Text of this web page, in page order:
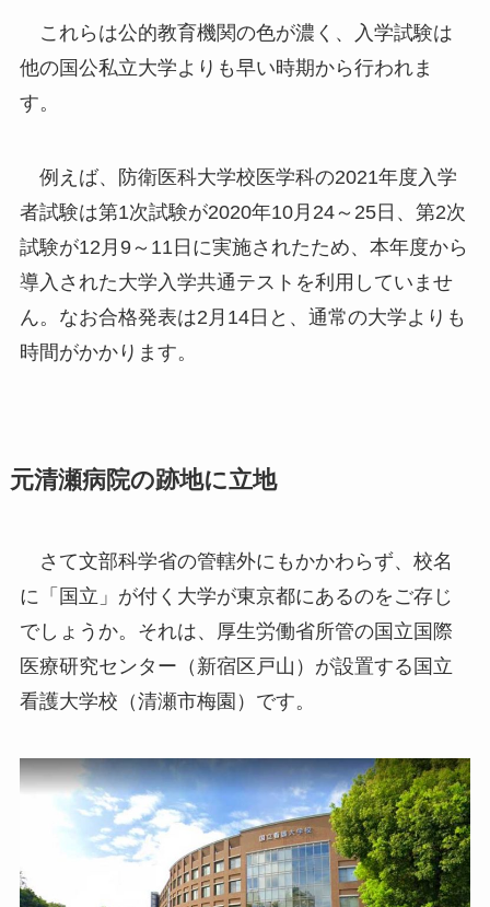
これらは公的教育機関の色が濃く、入学試験は
他の国公私立大学よりも早い時期から行われま
す。
例えば、防衛医科大学校医学科の2021年度入学
者試験は第1次試験が2020年10月24～25日、第2次
試験が12月9～11日に実施されたため、本年度から
導入された大学入学共通テストを利用していませ
ん。なお合格発表は2月14日と、通常の大学よりも
時間がかかります。
元清瀬病院の跡地に立地
さて文部科学省の管轄外にもかかわらず、校名
に「国立」が付く大学が東京都にあるのをご存じ
でしょうか。それは、厚生労働省所管の国立国際
医療研究センター（新宿区戸山）が設置する国立
看護大学校（清瀬市梅園）です。